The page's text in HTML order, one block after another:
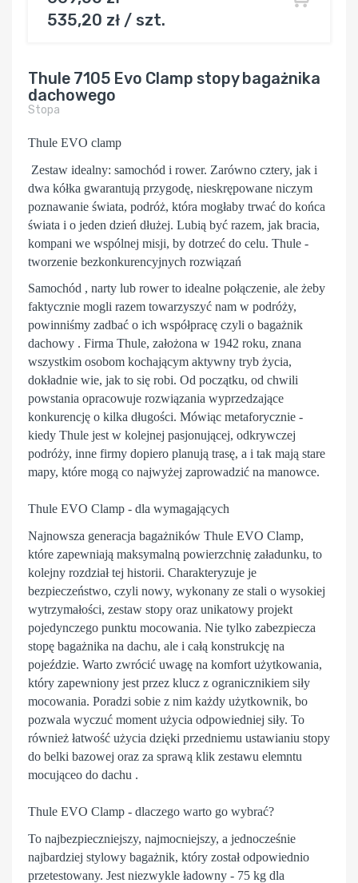
535,20 zł / szt.
Thule 7105 Evo Clamp stopy bagażnika
dachowego
Stopa
Thule EVO clamp
Zestaw idealny: samochód i rower. Zarówno cztery, jak i
dwa kółka gwarantują przygodę, nieskrępowane niczym
poznawanie świata, podróż, która mogłaby trwać do końca
świata i o jeden dzień dłużej. Lubią być razem, jak bracia,
kompani we wspólnej misji, by dotrzeć do celu. Thule -
tworzenie bezkonkurencyjnych rozwiązań
Samochód , narty lub rower to idealne połączenie, ale żeby
faktycznie mogli razem towarzyszyć nam w podróży,
powinniśmy zadbać o ich współpracę czyli o bagażnik
dachowy . Firma Thule, założona w 1942 roku, znana
wszystkim osobom kochającym aktywny tryb życia,
dokładnie wie, jak to się robi. Od początku, od chwili
powstania opracowuje rozwiązania wyprzedzające
konkurencję o kilka długości. Mówiąc metaforycznie -
kiedy Thule jest w kolejnej pasjonującej, odkrywczej
podróży, inne firmy dopiero planują trasę, a i tak mają stare
mapy, które mogą co najwyżej zaprowadzić na manowce.
Thule EVO Clamp - dla wymagających
Najnowsza generacja bagażników Thule EVO Clamp,
które zapewniają maksymalną powierzchnię załadunku, to
kolejny rozdział tej historii. Charakteryzuje je
bezpieczeństwo, czyli nowy, wykonany ze stali o wysokiej
wytrzymałości, zestaw stopy oraz unikatowy projekt
pojedynczego punktu mocowania. Nie tylko zabezpiecza
stopę bagażnika na dachu, ale i całą konstrukcję na
pojeździe. Warto zwrócić uwagę na komfort użytkowania,
który zapewniony jest przez klucz z ogranicznikiem siły
mocowania. Poradzi sobie z nim każdy użytkownik, bo
pozwala wyczuć moment użycia odpowiedniej siły. To
również łatwość użycia dzięki przedniemu ustawianiu stopy
do belki bazowej oraz za sprawą klik zestawu elemntu
mocująceo do dachu .
Thule EVO Clamp - dlaczego warto go wybrać?
To najbezpieczniejszy, najmocniejszy, a jednocześnie
najbardziej stylowy bagażnik, który został odpowiednio
przetestowany. Jest niezwykle ładowny - 75 kg dla